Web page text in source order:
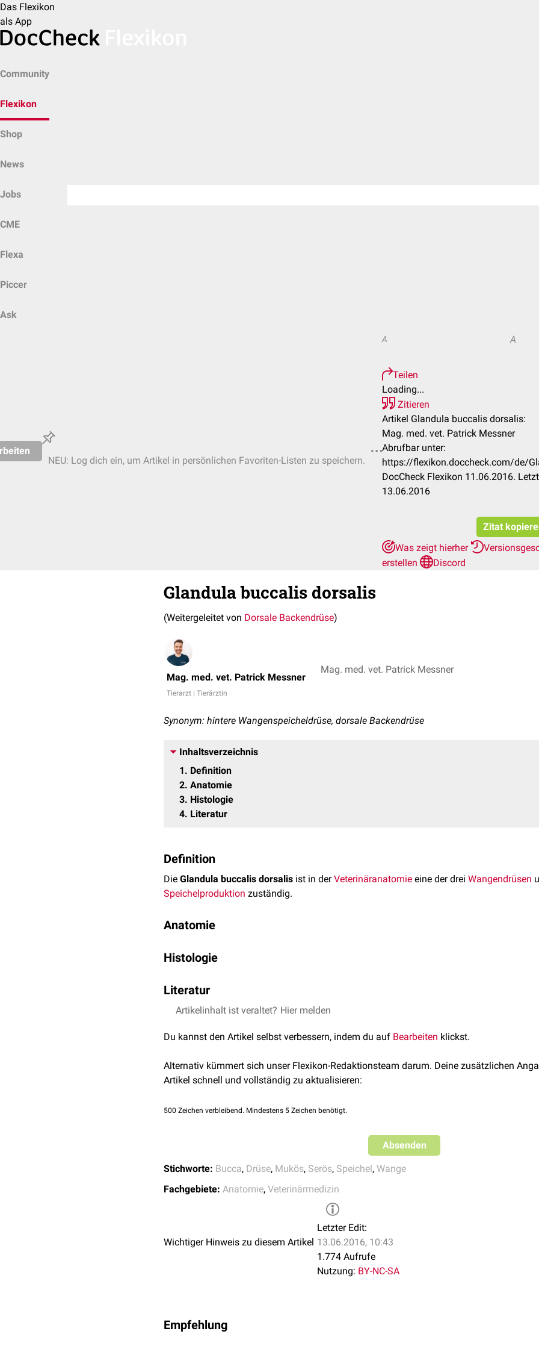
Das Flexikon
als App
Community
Flexikon
Shop
News
Jobs
CME
Flexa
Piccer
Ask
NEU: Log dich ein, um Artikel in persönlichen Favoriten-Listen zu speichern.
A A
Teilen
Loading...
Zitieren
Artikel Glandula buccalis dorsalis:
Mag. med. vet. Patrick Messner
Abrufbar unter:
https://flexikon.doccheck.com/de/
DocCheck Flexikon 11.06.2016.
13.06.2016
Zitat
Was zeigt hierher
erstellen
Discord
Glandula buccalis dorsalis
(Weitergeleitet von Dorsale Backendrüse)
Mag. med. vet. Patrick Messner
Tierarzt | Tierärztin
Mag. med. vet. Patrick Messner
Synonym: hintere Wangenspeicheldrüse, dorsale Backendrüse
Inhaltsverzeichnis
1
Definition
2 Anatomie
3 Histologie
4 Literatur
Definition
Die Glandula buccalis dorsalis ist in derVeterinäranatomie eine der drei Wangendrüsen
Speichelproduktion zuständig.
Anatomie
gesondert als
Histologie
buccalis dorsalis bei diesen Tieren gemischtes
hintere Wangenspeicheldrüse aufgrund ihrer Sekretproduktion zu den
Literatur
Salomon, Franz-Viktor, Hans Geyer, and Uwe Gille, eds. Anatomie für die Tiermedizin.
Artikelinhalt ist veraltet? Hier melden
Du kannst den Artikel selbst verbessern, indem du auf Bearbeiten klickst.
Alternativ kümmert sich unser Flexikon-Redaktionsteam darum. Deine zusätzlichen
Artikel schnell und vollständig zu aktualisieren:
500 Zeichen verbleibend. Mindestens 5 Zeichen benötigt.
Absenden
Stichworte: Bucca, Drüse, Mukös, Serös, Speichel, Wange
Fachgebiete: Anatomie, Veterinärmedizin
Wichtiger Hinweis zu diesem Artikel
Letzter Edit:
13.06.2016, 10:43
1.774 Aufrufe
Nutzung: BY-NC-SA
Empfehlung